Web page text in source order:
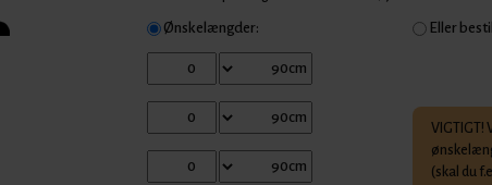
Ønskelængder: Eller
VIGTIGT!
(skal du